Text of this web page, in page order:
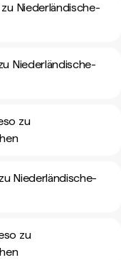
Niederländische-
Niederländische-
zu
Niederländische-
zu